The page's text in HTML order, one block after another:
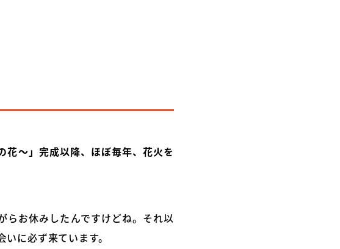
～」完成以降、ほぼ毎年、花火を
らお休みしたんですけどね。それ以
に必ず来ています。